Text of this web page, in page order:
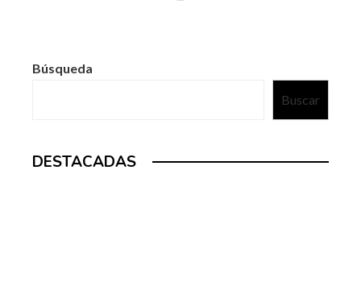
Búsqueda
Buscar
DESTACADAS